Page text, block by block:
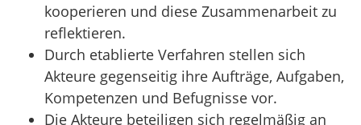
kooperieren und diese Zusammenarbeit zu
reflektieren.
Durch etablierte Verfahren stellen sich
Akteure gegenseitig ihre Aufträge, Aufgaben,
Kompetenzen und Befugnisse vor.
Die Akteure beteiligen sich regelmäßig an